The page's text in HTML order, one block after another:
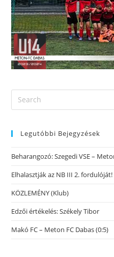
Legutóbbi Bejegyzések
Beharangozó: Szegedi VSE –
Elhalasztják az NB III 2. fordulóját!
KÖZLEMÉNY (Klub)
Edzői értékelés: Székely Tibor
Makó FC – Meton FC Dabas (0:5)